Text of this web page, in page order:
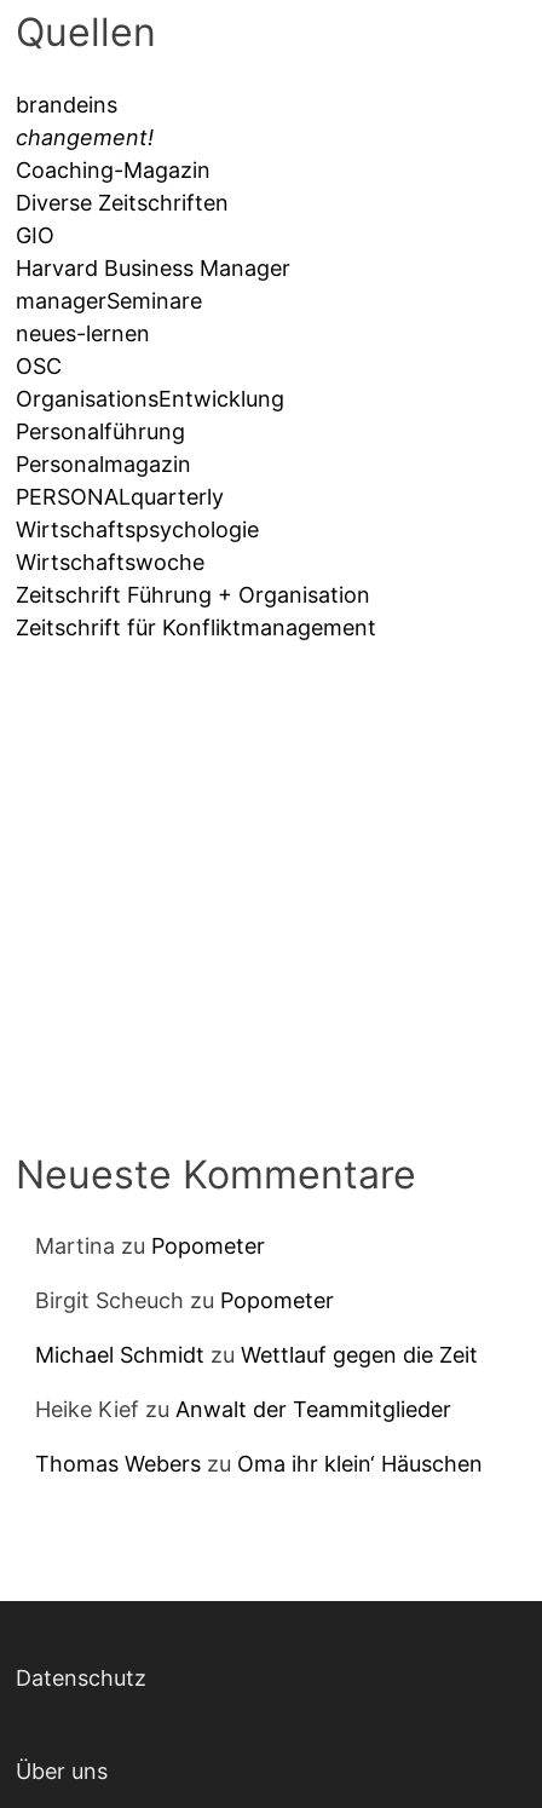
Quellen
brandeins
changement!
Coaching-Magazin
Diverse Zeitschriften
GIO
Harvard Business Manager
managerSeminare
neues-lernen
OSC
OrganisationsEntwicklung
Personalführung
Personalmagazin
PERSONALquarterly
Wirtschaftspsychologie
Wirtschaftswoche
Zeitschrift Führung + Organisation
Zeitschrift für Konfliktmanagement
Neueste Kommentare
Martina zu Popometer
Birgit Scheuch zu Popometer
Michael Schmidt zuWettlauf gegen die Zeit
Heike Kief zuAnwalt der Teammitglieder
Thomas Webers zu Oma ihr klein‘ Häuschen
Datenschutz
Über uns